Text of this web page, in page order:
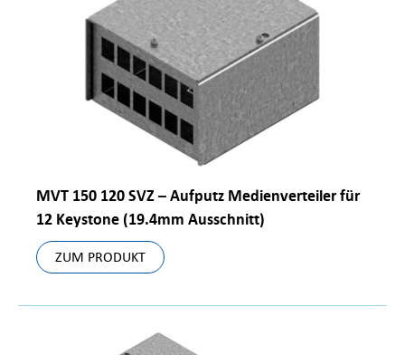
MVT 150 120 SVZ – Aufputz Medienverteiler für
12 Keystone (19.4mm Ausschnitt)
ZUM PRODUKT